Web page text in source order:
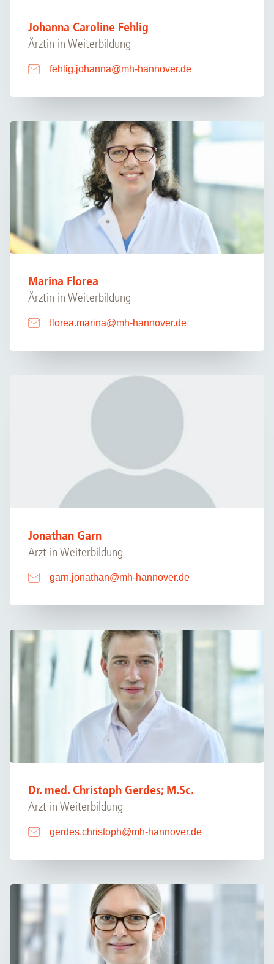
Johanna Caroline Fehlig
Ärztin in Weiterbildung
fehlig.johanna@mh-hannover.de
Marina Florea
Ärztin in Weiterbildung
florea.marina@mh-hannover.de
Jonathan Garn
Arzt in Weiterbildung
garn.jonathan@mh-hannover.de
Dr. med. Christoph Gerdes; M.Sc.
Arzt in Weiterbildung
gerdes.christoph@mh-hannover.de